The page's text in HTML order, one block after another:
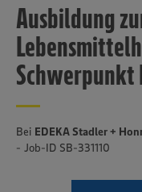
Ausbildung
Schwerpunkt
Bei EDEKA Stadler +
- Job-ID SB-331110